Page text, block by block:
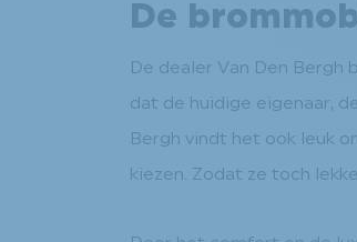
De
De dealer Van Den Bergh
dat de huidige eigenaar,
Bergh vindt het ook leuk
kiezen. Zodat ze toch